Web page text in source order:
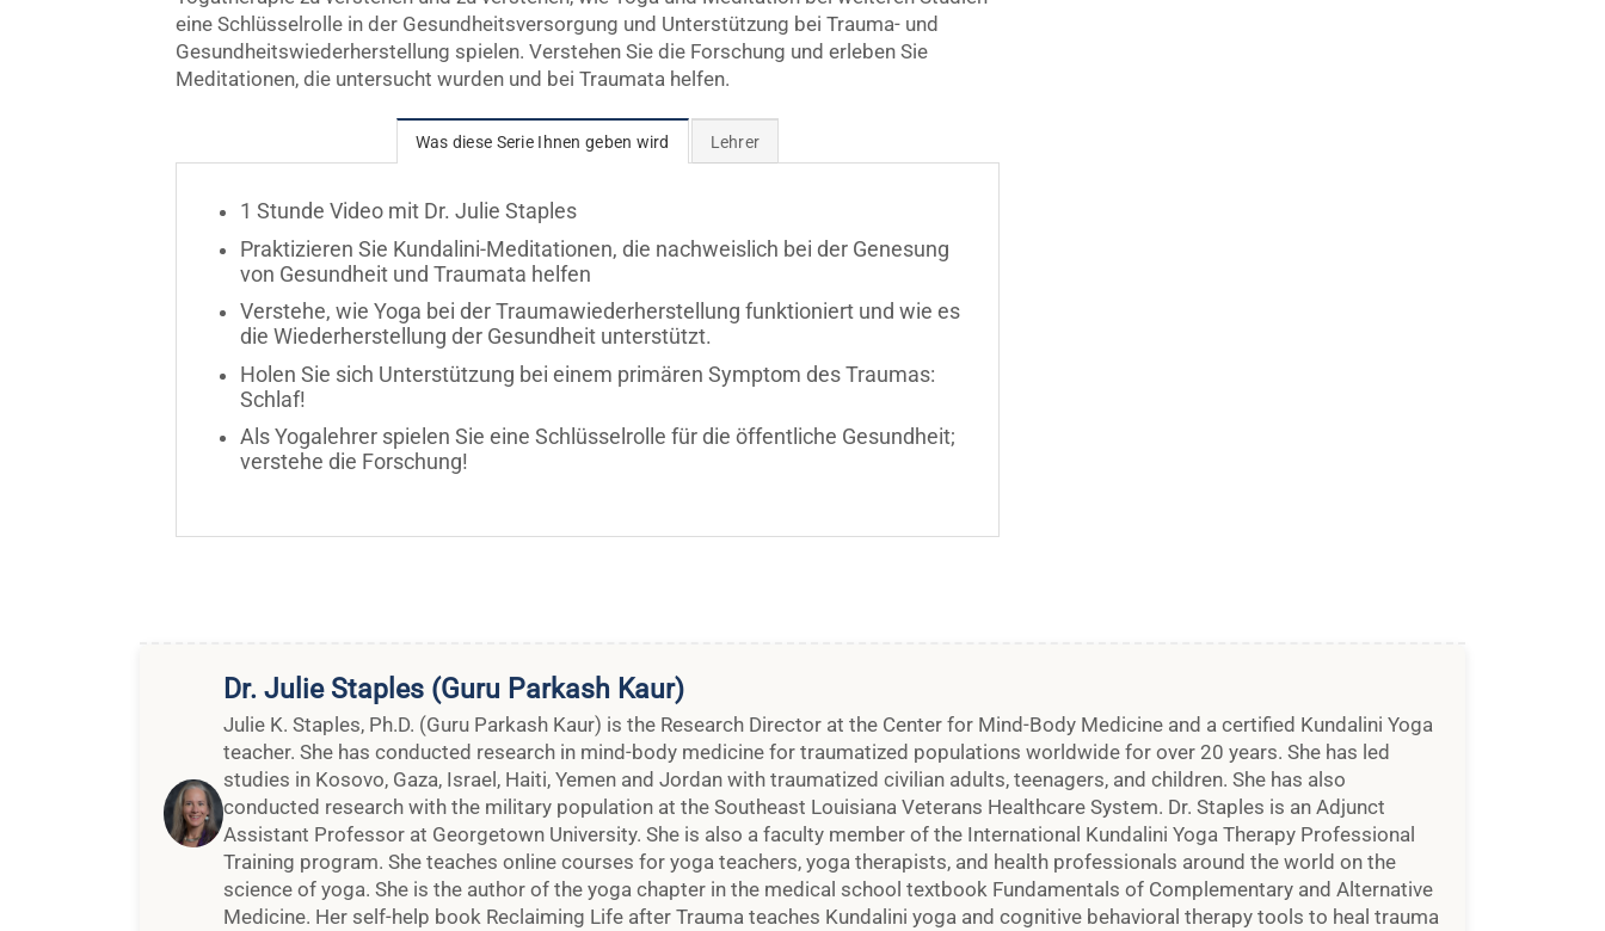
eine Schlüsselrolle in der Gesundheitsversorgung und Unterstützung bei Trauma- und
Gesundheitswiederherstellung spielen. Verstehen Sie die Forschung und erleben Sie
Meditationen, die untersucht wurden und bei Traumata helfen.
Was diese Serie Ihnen geben wird Lehrer
1 Stunde Video mit Dr. Julie Staples
Praktizieren Sie Kundalini-Meditationen, die nachweislich bei der Genesung
von Gesundheit und Traumata helfen
Verstehe, wie Yoga bei der Traumawiederherstellung funktioniert und wie es
die Wiederherstellung der Gesundheit unterstützt.
Holen Sie sich Unterstützung bei einem primären Symptom des Traumas:
Schlaf!
Als Yogalehrer spielen Sie eine Schlüsselrolle für die öffentliche Gesundheit;
verstehe die Forschung!
Dr. Julie Staples (Guru Parkash Kaur)
Julie K. Staples, Ph.D. (Guru Parkash Kaur) is the Research Director at the Center for Mind-Body Medicine and a certified Kundalini Yoga
teacher. She has conducted research in mind-body medicine for traumatized populations worldwide for over 20 years. She has led
studies in Kosovo, Gaza, Israel, Haiti, Yemen and Jordan with traumatized civilian adults, teenagers, and children. She has also
conducted research with the military population at the Southeast Louisiana Veterans Healthcare System. Dr. Staples is an Adjunct
Assistant Professor at Georgetown University. She is also a faculty member of the International Kundalini Yoga Therapy Professional
Training program. She teaches online courses for yoga teachers, yoga therapists, and health professionals around the world on the
science of yoga. She is the author of the yoga chapter in the medical school textbook Fundamentals of Complementary and Alternative
Medicine. Her self-help book Reclaiming Life after Trauma teaches Kundalini yoga and cognitive behavioral therapy tools to heal trauma